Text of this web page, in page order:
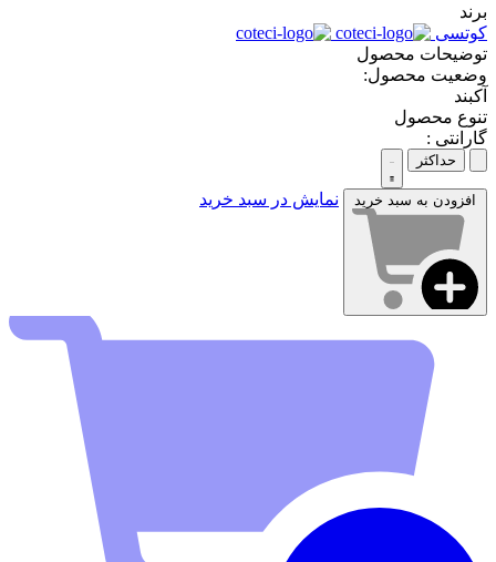
برند
کوتسی
توضیحات محصول
وضعیت محصول:
آکبند
تنوع محصول
گارانتی :
حداکثر
افزودن به سبد خرید نمایش در سبد خرید